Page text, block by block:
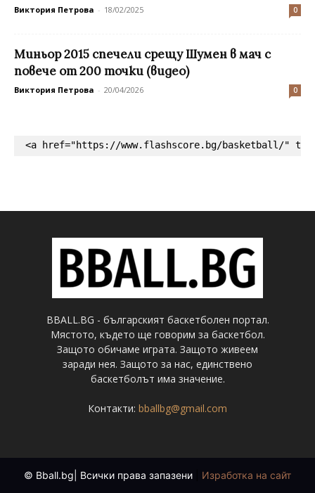
Виктория Петрова - 18/02/2025 0
Миньор 2015 спечели срещу Шумен в мач с
повече от 200 точки (видео)
Виктория Петрова - 20/04/2026 0
<a href="https://www.flashscore.bg/basketball/"
BBALL.BG - българският баскетболен портал.
Мястото, където ще говорим за баскетбол.
Защото обичаме играта. Защото живеем
заради нея. Защото за нас, единствено
баскетболът има значение.
Контакти: bballbg@gmail.com
© Bball.bg| Всички права запазени Изработка на сайт